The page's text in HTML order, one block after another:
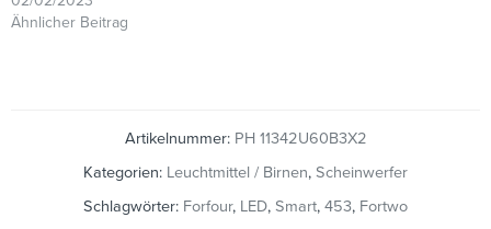
Ähnlicher Beitrag
Artikelnummer: PH 11342U60B3X2
Kategorien: Leuchtmittel / Birnen, Scheinwerfer
Schlagwörter: Forfour, LED, Smart, 453, Fortwo